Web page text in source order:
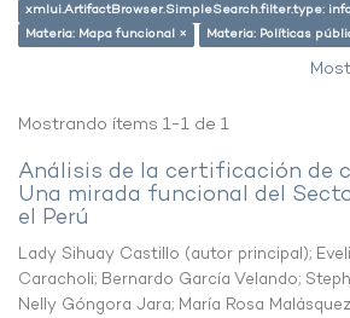
xmlui.ArtifactBrowser.SimpleSearch.filter.type:
Materia: Mapa funcional ×
Materia: Políticas
Mostrando ítems 1-1 de 1
Análisis de la certificación de
Una mirada funcional del
el Perú
Lady Sihuay Castillo (autor principal);
Caracholi; Bernardo García Velando;
Nelly Góngora Jara; María Rosa